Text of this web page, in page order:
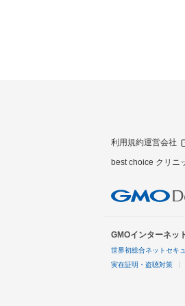
利用規約運営会社
best choice クリニ
GMOインターネッ
世界初総合ネットセキ
実在証明・盗聴対策